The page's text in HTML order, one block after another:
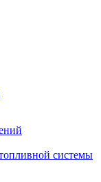
системы